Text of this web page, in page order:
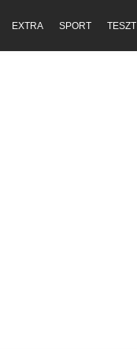
EXTRA SPORT TESZT